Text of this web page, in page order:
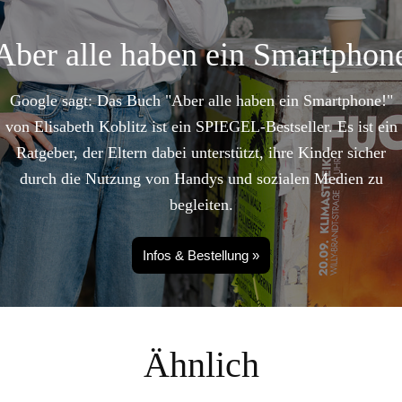
alle haben ein
Google sagt: Das Buch "Aber alle haben ein Smartphone!"
von Elisabeth Koblitz ist ein SPIEGEL-Bestseller. Es ist ein
Ratgeber, der Eltern dabei unterstützt, ihre Kinder sicher
durch die Nutzung von Handys und sozialen Medien zu
begleiten.
Infos & Bestellung »
Ähnlich